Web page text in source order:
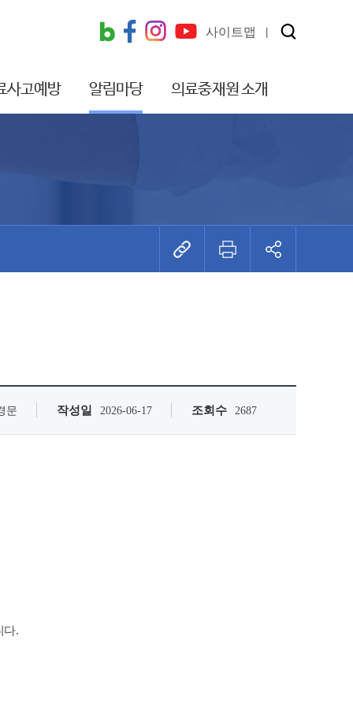
사이트맵
사고예방 알림마당 의료중재원 소개
문 작성일 2026-06-17 조회수 2687
다.